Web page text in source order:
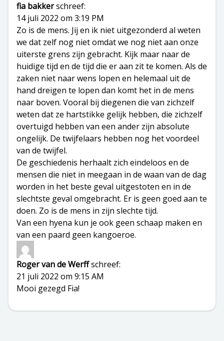
fia bakkerschreef:
14 juli 2022 om 3:19 PM
Zo is de mens. Jij en ik niet uitgezonderd al weten
we dat zelf nog niet omdat we nog niet aan onze
uiterste grens zijn gebracht. Kijk maar naar de
huidige tijd en de tijd die er aan zit te komen. Als de
zaken niet naar wens lopen en helemaal uit de
hand dreigen te lopen dan komt het in de mens
naar boven. Vooral bij diegenen die van zichzelf
weten dat ze hartstikke gelijk hebben, die zichzelf
overtuigd hebben van een ander zijn absolute
ongelijk. De twijfelaars hebben nog het voordeel
van de twijfel.
De geschiedenis herhaalt zich eindeloos en de
mensen die niet in meegaan in de waan van de dag
worden in het beste geval uitgestoten en in de
slechtste geval omgebracht. Er is geen goed aan te
doen. Zo is de mens in zijn slechte tijd.
Van een hyena kun je ook geen schaap maken en
van een paard geen kangoeroe.
Roger van de Werffschreef:
21 juli 2022 om 9:15 AM
Mooi gezegd Fia!